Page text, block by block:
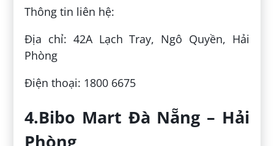
Thông tin liên hệ:
Địa chỉ: 42A Lạch Tray, Ngô Quyền, Hải
Phòng
Điện thoại: 1800 6675
4.Bibo Mart Đà Nẵng – Hải
Phòng